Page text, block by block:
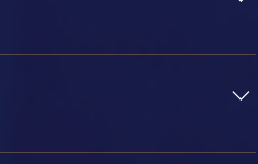
semipresenciais , com aulas
em seus próprios monitores de